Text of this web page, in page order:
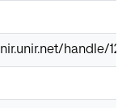
handle/